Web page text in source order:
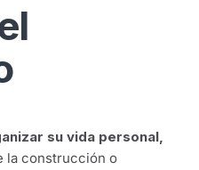
su vida personal,
la construcción o